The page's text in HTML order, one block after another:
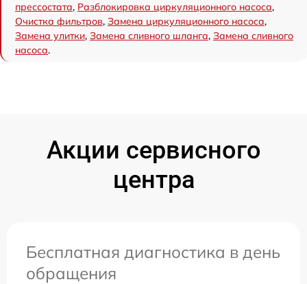
прессостата, Разблокировка циркуляционного насоса,
Очистка фильтров, Замена циркуляционного насоса,
Замена улитки, Замена сливного шланга, Замена сливного
насоса.
Акции сервисного
центра
Бесплатная диагностика в день
обращения